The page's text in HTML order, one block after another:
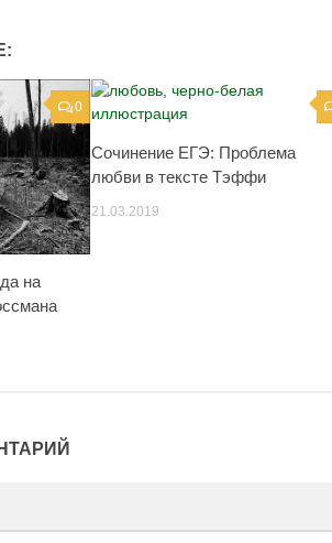
0
на
Сочинение ЕГЭ: Проблема
любви в тексте Тэффи
21.03.2019